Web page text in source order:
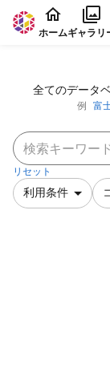
本文に飛ぶ
ホームギャラリ
全てのデータ
例 富
リセット
利用条件